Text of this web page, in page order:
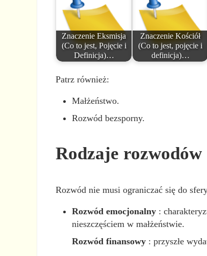
Znaczenie Eksmisja
(Co to jest, Pojęcie i
Definicja)…
Znaczenie Kościół
(Co to jest, pojęcie i
definicja)…
Patrz również:
Małżeństwo.
Rozwód bezsporny.
Rodzaje rozwodów
Rozwód nie musi ograniczać się do
Rozwód emocjonalny:
nieszczęściem w małżeństwie.
Rozwód finansowy: przyszłe